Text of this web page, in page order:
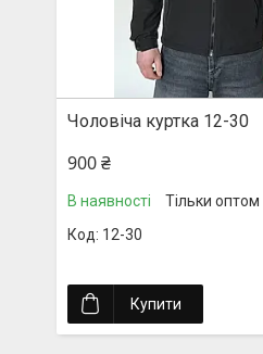
Чоловіча куртка 12-30
900 ₴
В наявності
Тільки оптом
12-30
Купити